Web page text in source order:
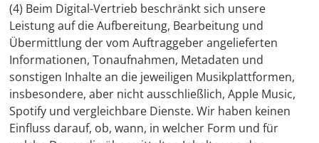
(4) Beim Digital-Vertrieb beschränkt sich unsere
Leistung auf die Aufbereitung, Bearbeitung und
Übermittlung der vom Auftraggeber angelieferten
Informationen, Tonaufnahmen, Metadaten und
sonstigen Inhalte an die jeweiligen Musikplattformen,
insbesondere, aber nicht ausschließlich, Apple Music,
Spotify und vergleichbare Dienste. Wir haben keinen
Einfluss darauf, ob, wann, in welcher Form und für